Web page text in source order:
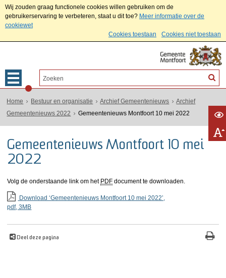
Wij zouden graag functionele cookies willen gebruiken om de
gebruikerservaring te verbeteren, staat u dit toe? Meer informatie over de
cookiewet
Cookies toestaan
Cookies niet toestaan
Home Bestuur en organisatie Archief Gemeentenieuws
Archief
Gemeentenieuws 2022
Gemeentenieuws Montfoort 10 mei 2022
Gemeentenieuws Montfoort 10 mei
2022
Volg de onderstaande link om het PDF document te downloaden.
Download ‘Gemeentenieuws Montfoort 10 mei 2022’,
pdf, 3MB
Deel deze pagina